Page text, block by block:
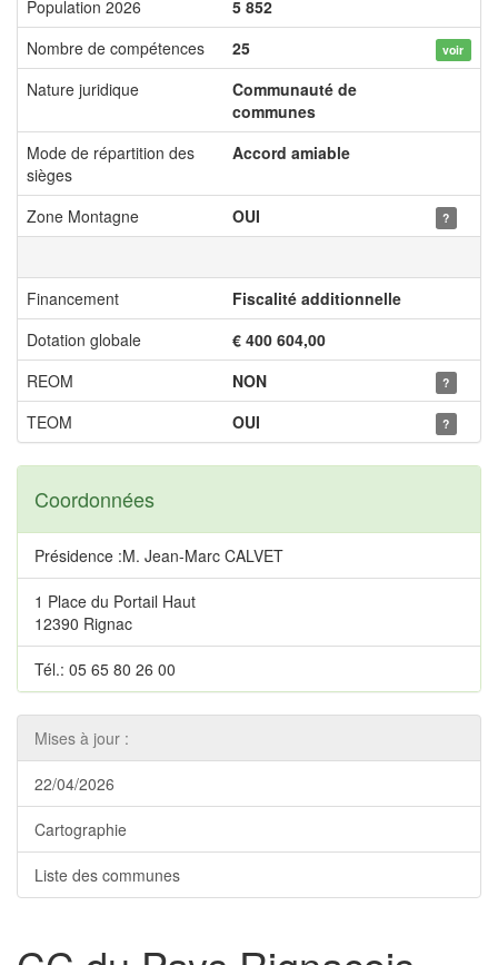
Population 2026
5 852
Nombre de compétences
25 voir
Nature juridique
Communauté de
communes
Mode de répartition des
sièges
Accord amiable
Zone Montagne OUI ?
Financement
Fiscalité additionnelle
Dotation globale
€ 400 604,00
REOM
NON ?
TEOM OUI ?
Coordonnées
Présidence :M. Jean-Marc CALVET
1 Place du Portail Haut
12390 Rignac
Tél.: 05 65 80 26 00
Mises à jour :
22/04/2026
Cartographie
Liste des communes